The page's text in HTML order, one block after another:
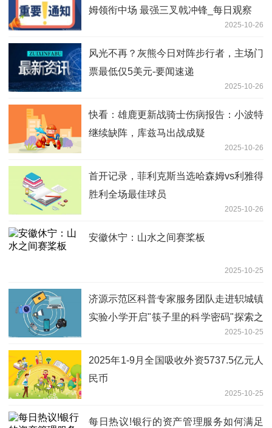
姆领衔中场 最强三叉戟冲锋_每日观察
2025-10-26
风光不再？灰熊今日对阵步行者，主场门
票最低仅5美元-要闻速递
2025-10-26
快看：雄鹿更新战骑士伤病报告：小波特
继续缺阵，库兹马出战成疑
2025-10-26
首开记录，菲利克斯当选哈森姆vs利雅得
胜利全场最佳球员
2025-10-26
安徽休宁：山水之间赛桨板
2025-10-25
济源示范区科普专家服务团队走进轵城镇
实验小学开启"筷子里的科学密码"探索之
2025-10-25
2025年1-9月全国吸收外资5737.5亿元人
民币
2025-10-25
每日热议!银行的资产管理服务如何满足